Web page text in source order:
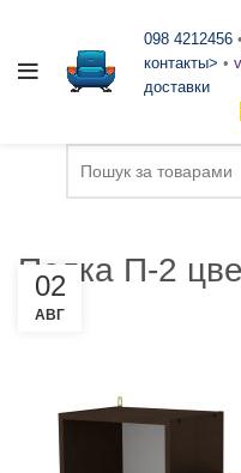
098 4212456 •
контакты> •
доставки
Полка П-2
02
АВГ